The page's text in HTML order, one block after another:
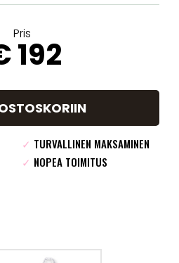
Pris
192
✓ TURVALLINEN MAKSAMINEN
✓ NOPEA TOIMITUS